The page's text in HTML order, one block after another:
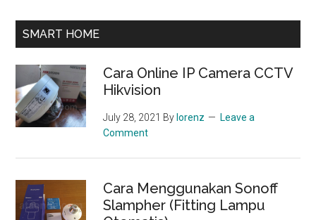
SMART HOME
Cara Online IP Camera CCTV
Hikvision
July 28, 2021 By lorenz
Leave a
Comment
Cara Menggunakan Sonoff
Slampher (Fitting Lampu